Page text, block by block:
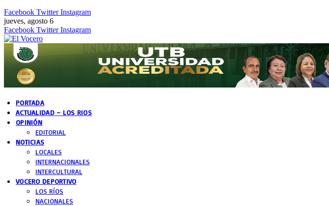
Facebook Twitter Instagram
jueves, agosto 6
Facebook Twitter Instagram
PORTADA
ACTUALIDAD – LOS RIOS
OPINIÓN
EDITORIAL
NOTICIAS
LOCALES
INTERNACIONALES
INTERCULTURAL
VOCERO DEPORTIVO
LOS RÍOS
NACIONALES